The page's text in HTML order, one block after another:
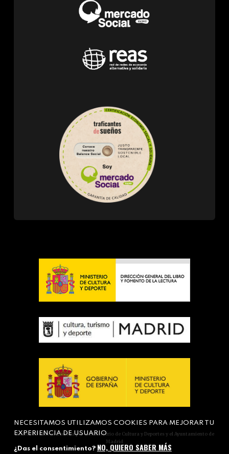
Actividad subvencionada por el Ministerio de Cultura y Deportes y el Ayuntamiento de
Madrid
NECESITAMOS UTILIZAMOS COOKIES PARA MEJORAR TU
EXPERIENCIA DE USUARIO
¿Das el consentimiento? NO, QUIERO SABER MÁS